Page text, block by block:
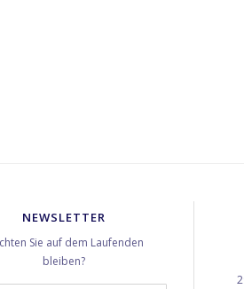
NEWSLETTER
Sie auf dem Laufenden
bleiben?